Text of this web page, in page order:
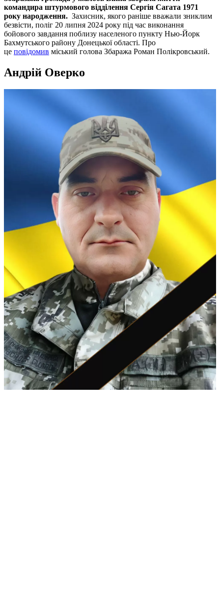
командира штурмового відділення Сергія Сагата 1971
року народження. Захисник, якого раніше вважали зниклим
безвісти, поліг 20 липня 2024 року під час виконання
бойового завдання поблизу населеного пункту Нью-Йорк
Бахмутського району Донецької області. Про
це повідомив міський голова Збаража Роман Полікровський.
Андрій Оверко